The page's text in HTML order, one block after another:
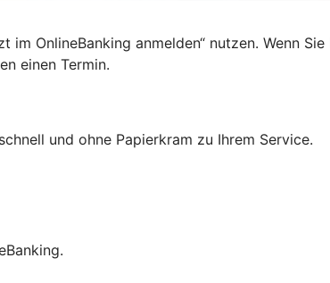
OnlineBanking anmelden“ nutzen. Wenn
einen Termin.
und ohne Papierkram zu Ihrem Service.